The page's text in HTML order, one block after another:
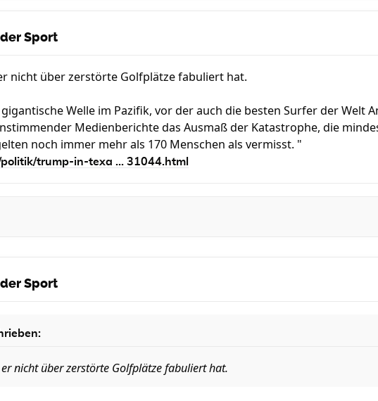
Sport
nicht über zerstörte Golfplätze fabuliert hat.
Welle im Pazifik, vor der auch die besten Surfer der Welt
Medienberichte das Ausmaß der Katastrophe, die
noch immer mehr als 170 Menschen als vermisst. "
trump-in-texa ... 31044.html
Sport
nicht über zerstörte Golfplätze fabuliert hat.